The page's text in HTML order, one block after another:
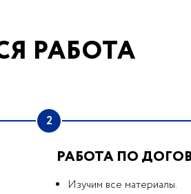
РАБОТА
2
РАБОТА ПО
Изучим все материалы.